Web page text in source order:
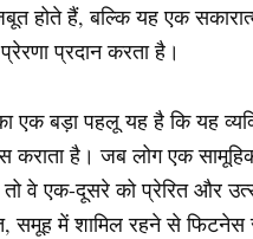
होते हैं, बल्कि यह एक
प्रदान करता है।
एक बड़ा पहलू यह है कि यह
कराता है। जब लोग एक
वे एक-दूसरे को प्रेरित और
समूह में शामिल रहने से फिटनेस